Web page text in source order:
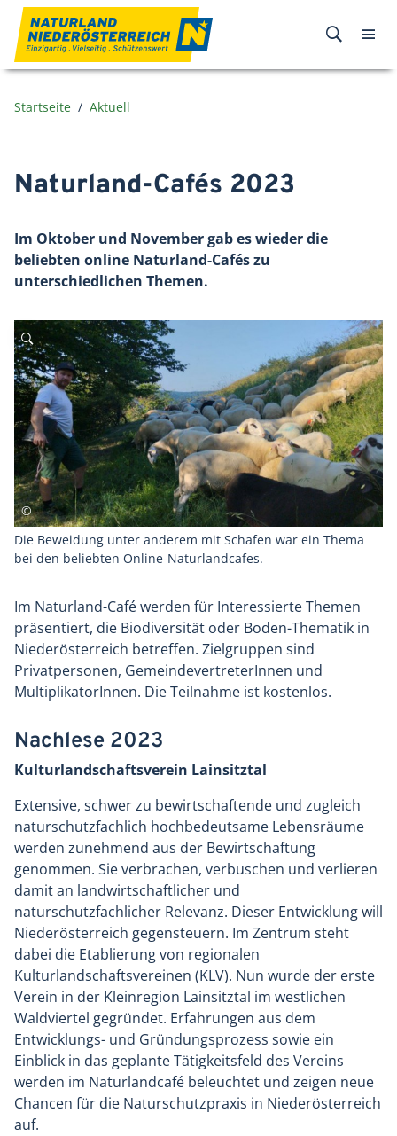
Zum Inhalt
Startseite Aktuell
Naturland-Cafés 2023
Im Oktober und November gab es wieder die
beliebten online Naturland-Cafés zu
unterschiedlichen Themen.
Die Beweidung unter anderem mit Schafen war ein Thema
bei den beliebten Online-Naturlandcafes.
Im Naturland-Café werden für Interessierte Themen
präsentiert, die Biodiversität oder Boden-Thematik in
Niederösterreich betreffen. Zielgruppen sind
Privatpersonen, GemeindevertreterInnen und
MultiplikatorInnen. Die Teilnahme ist kostenlos.
Nachlese 2023
Kulturlandschaftsverein Lainsitztal
Extensive, schwer zu bewirtschaftende und zugleich
naturschutzfachlich hochbedeutsame Lebensräume
werden zunehmend aus der Bewirtschaftung
genommen. Sie verbrachen, verbuschen und verlieren
damit an landwirtschaftlicher und
naturschutzfachlicher Relevanz. Dieser Entwicklung will
Niederösterreich gegensteuern. Im Zentrum steht
dabei die Etablierung von regionalen
Kulturlandschaftsvereinen (KLV). Nun wurde der erste
Verein in der Kleinregion Lainsitztal im westlichen
Waldviertel gegründet. Erfahrungen aus dem
Entwicklungs- und Gründungsprozess sowie ein
Einblick in das geplante Tätigkeitsfeld des Vereins
werden im Naturlandcafé beleuchtet und zeigen neue
Chancen für die Naturschutzpraxis in Niederösterreich
auf.